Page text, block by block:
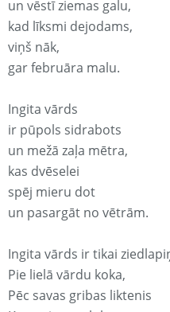
un vēstī ziemas galu,
kad līksmi dejodams,
viņš nāk,
gar februāra malu.
Ingita vārds
ir pūpols sidrabots
un mežā zaļa mētra,
kas dvēselei
spēj mieru dot
un pasargāt no vētrām.
Ingita vārds ir tikai
Pie lielā vārdu koka,
Pēc savas gribas liktenis